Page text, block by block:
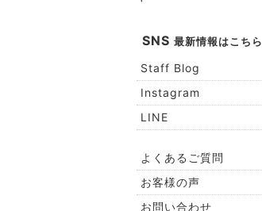
SNS 最新情報はこちら
Staff Blog
Instagram
LINE
よくあるご質問
お客様の声
お問い合わせ